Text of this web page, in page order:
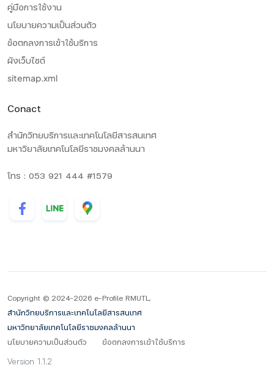
คู่มือการใช้งาน
นโยบายความเป็นส่วนตัว
ข้อตกลงการเข้าใช้บริการ
ผังเว็บไซต์
sitemap.xml
Conact
สำนักวิทยบริการและเทคโนโลยีสารสนเทศ
มหาวิยาลัยเทคโนโลยีราชมงคลล้านนา
โทร : 053 921 444 #1579
Copyright © 2024-2026 e-Profile RMUTL,
สำนักวิทยบริการและเทคโนโลยีสารสนเทศ
มหาวิทยาลัยเทคโนโลยีราชมงคลล้านนา
นโยบายความเป็นส่วนตัว
ข้อตกลงการเข้าใช้บริการ
Version 1.1.2